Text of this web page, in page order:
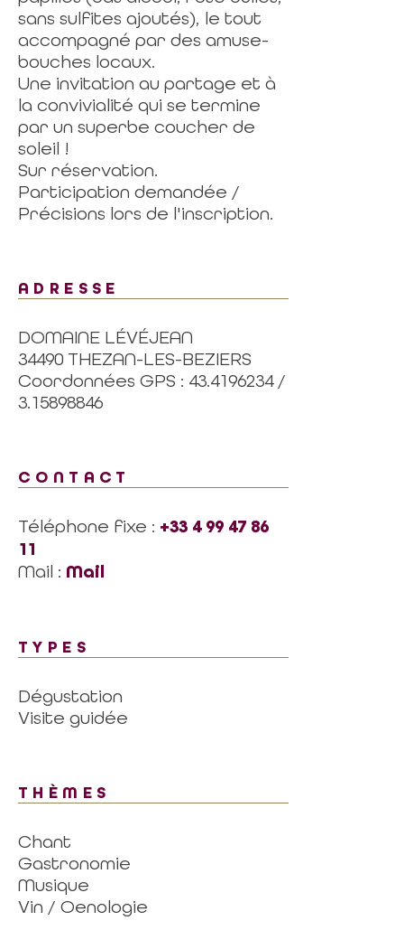
sans sulfites ajoutés), le tout
accompagné par des amuse-
bouches locaux.
Une invitation au partage et à
la convivialité qui se termine
par un superbe coucher de
soleil !
Sur réservation.
Participation demandée /
Précisions lors de l'inscription.
ADRESSE
DOMAINE LÉVÉJEAN
34490 THEZAN-LES-BEZIERS
Coordonnées GPS : 43.4196234 /
3.15898846
CONTACT
Téléphone fixe : +33 4 99 47 86
11
Mail : Mail
TYPES
Dégustation
Visite guidée
THÈMES
Chant
Gastronomie
Musique
Vin / Oenologie